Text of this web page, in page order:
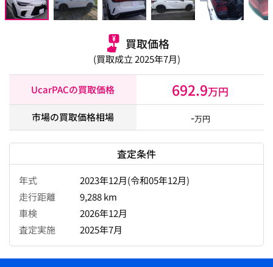
買取価格
(買取成立 2025年7月)
UcarPACの買取価格 692.9万円
市場の買取価格相場 -万円
査定条件
年式
2023年12月(令和05年12月)
走行距離
9,288 km
車検
2026年12月
査定実施
2025年7月